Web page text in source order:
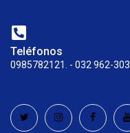
Teléfonos
0985782121. - 032 962-303